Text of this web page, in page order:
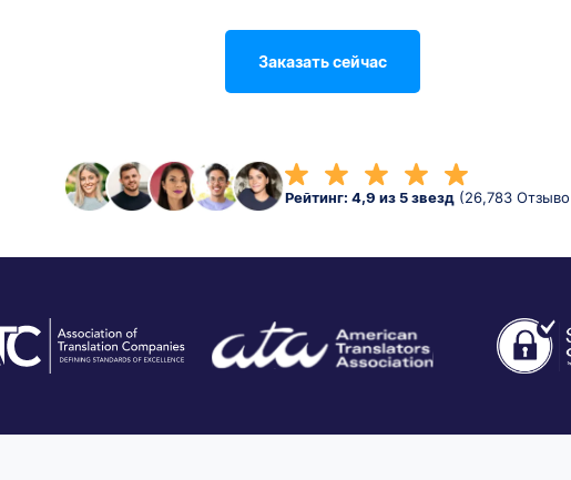
Заказать сейчас
Рейтинг: 4,9 из 5 звезд (26,783